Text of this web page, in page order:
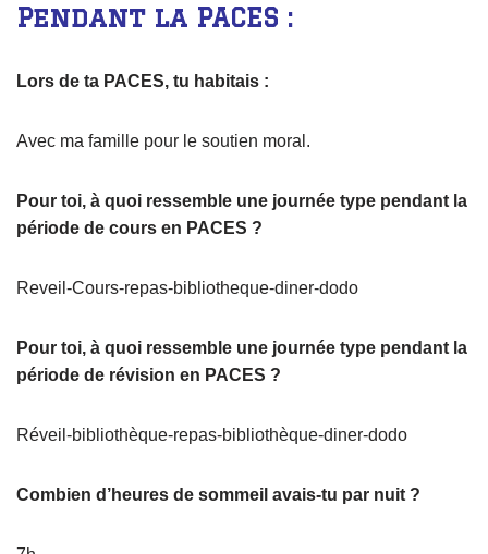
Pendant la PACES :
Lors de ta PACES, tu habitais :
Avec ma famille pour le soutien moral.
Pour toi, à quoi ressemble une journée type pendant la
période de cours en PACES ?
Reveil-Cours-repas-bibliotheque-diner-dodo
Pour toi, à quoi ressemble une journée type pendant la
période de révision en PACES ?
Réveil-bibliothèque-repas-bibliothèque-diner-dodo
Combien d’heures de sommeil avais-tu par nuit ?